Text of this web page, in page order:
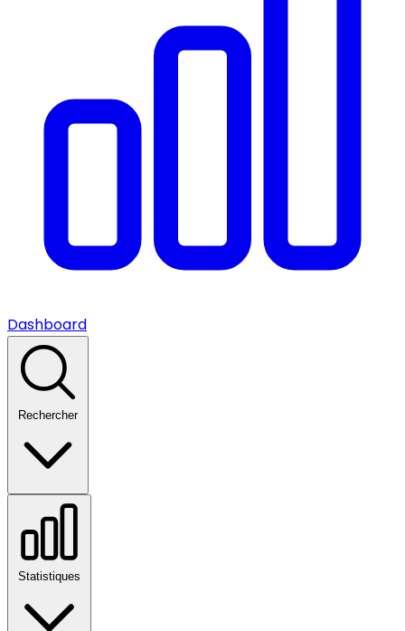
Dashboard
Rechercher
Statistiques